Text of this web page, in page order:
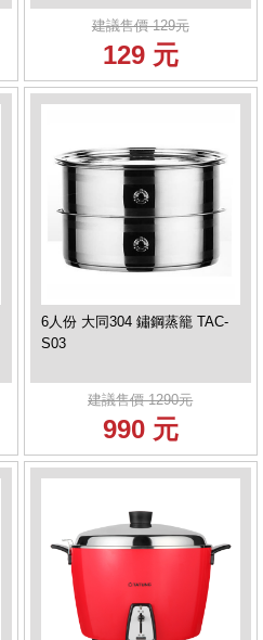
建議售價 129元
129 元
6人份 大同304 鏽鋼蒸籠 TAC-
S03
建議售價 1290元
990 元